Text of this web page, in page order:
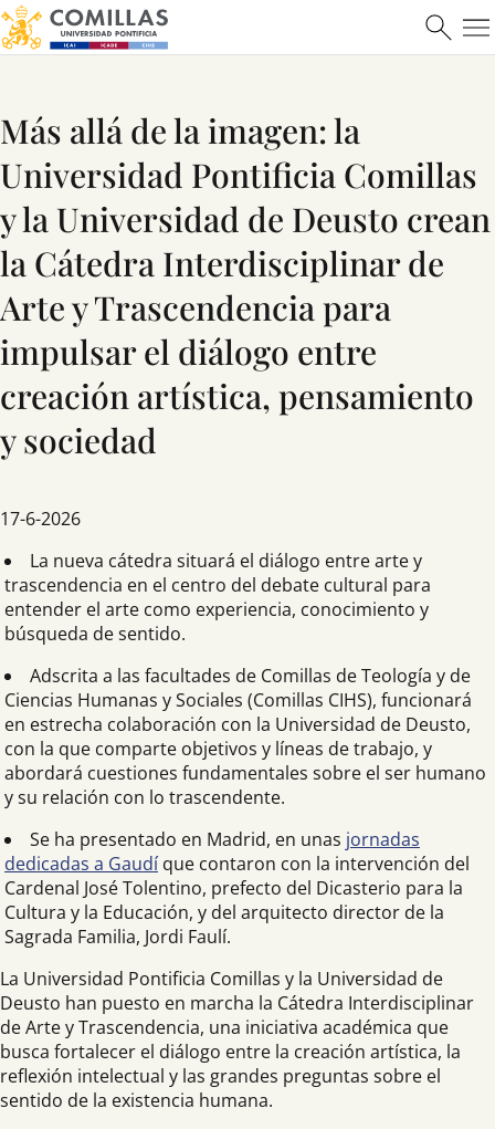
Más allá de la imagen: la
Universidad Pontificia Comillas
y la Universidad de Deusto crean
la Cátedra Interdisciplinar de
Arte y Trascendencia para
impulsar el diálogo entre
creación artística, pensamiento
y sociedad
17-6-2026
La nueva cátedra situará el diálogo entre arte y
trascendencia en el centro del debate cultural para
entender el arte como experiencia, conocimiento y
búsqueda de sentido.
Adscrita a las facultades de Comillas de Teología y de
Ciencias Humanas y Sociales (Comillas CIHS), funcionará
en estrecha colaboración con la Universidad de Deusto,
con la que comparte objetivos y líneas de trabajo, y
abordará cuestiones fundamentales sobre el ser humano
y su relación con lo trascendente.
Se ha presentado en Madrid, en unas jornadas
dedicadas a Gaudíque contaron con la intervención del
Cardenal José Tolentino, prefecto del Dicasterio para la
Cultura y la Educación, y del arquitecto director de la
Sagrada Familia, Jordi Faulí.
La Universidad Pontificia Comillas y la Universidad de
Deusto han puesto en marcha la Cátedra Interdisciplinar
de Arte y Trascendencia, una iniciativa académica que
busca fortalecer el diálogo entre la creación artística, la
reflexión intelectual y las grandes preguntas sobre el
sentido de la existencia humana.